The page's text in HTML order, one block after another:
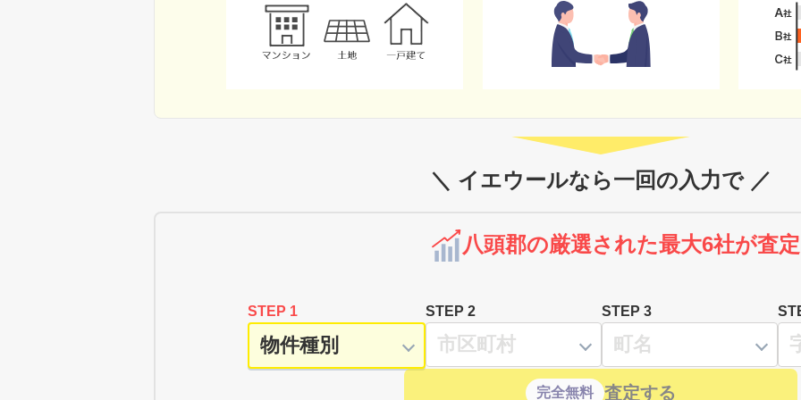
＼ イエウールなら一回の入力で ／
八頭郡の厳選された最大6社が査定
STEP 1 STEP 2 STEP 3
完全無料 査定する